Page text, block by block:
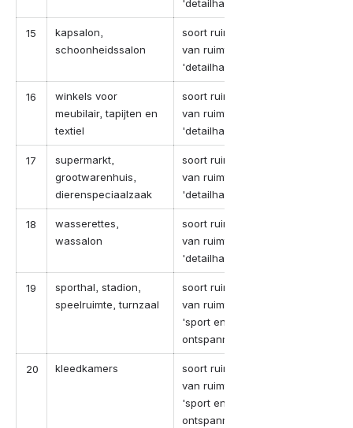
'detailhandel'
15
kapsalon,
schoonheidssalon
soort ruimte in geval
van ruimte-categorie
'detailhandel'
16
winkels voor
meubilair, tapijten en
textiel
soort ruimte in geval
van ruimte-categorie
'detailhandel'
17
supermarkt,
grootwarenhuis,
dierenspeciaalzaak
soort ruimte in geval
van ruimte-categorie
'detailhandel'
18
wasserettes,
wassalon
soort ruimte in geval
van ruimte-categorie
'detailhandel'
19
sporthal, stadion,
speelruimte, turnzaal
soort ruimte in geval
van ruimte-categorie
'sport en
ontspanning'
20 kleedkamers
soort ruimte in geval
van ruimte-categorie
'sport en
ontspanning'